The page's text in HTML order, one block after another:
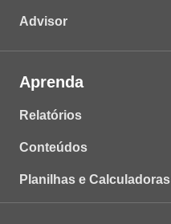
Advisor
Aprenda
Relatórios
Conteúdos
Planilhas e Calculadoras